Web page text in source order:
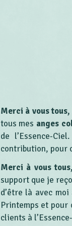
Merci à vous
tous mes anges
de l’Essence-
contribution, pour
Merci à vous
support que je
d’être là avec
Printemps et pour
clients à